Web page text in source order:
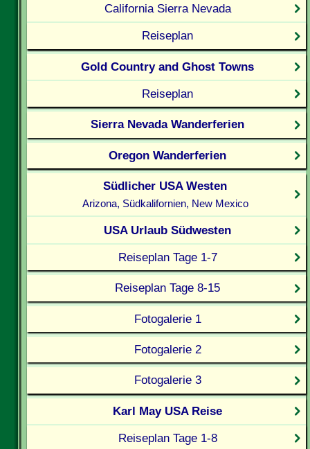
California Sierra Nevada
Reiseplan
Gold Country and Ghost Towns
Reiseplan
Sierra Nevada Wanderferien
Oregon Wanderferien
Südlicher USA Westen
Arizona, Südkalifornien, New Mexico
USA Urlaub Südwesten
Reiseplan Tage 1-7
Reiseplan Tage 8-15
Fotogalerie 1
Fotogalerie 2
Fotogalerie 3
Karl May USA Reise
Reiseplan Tage 1-8